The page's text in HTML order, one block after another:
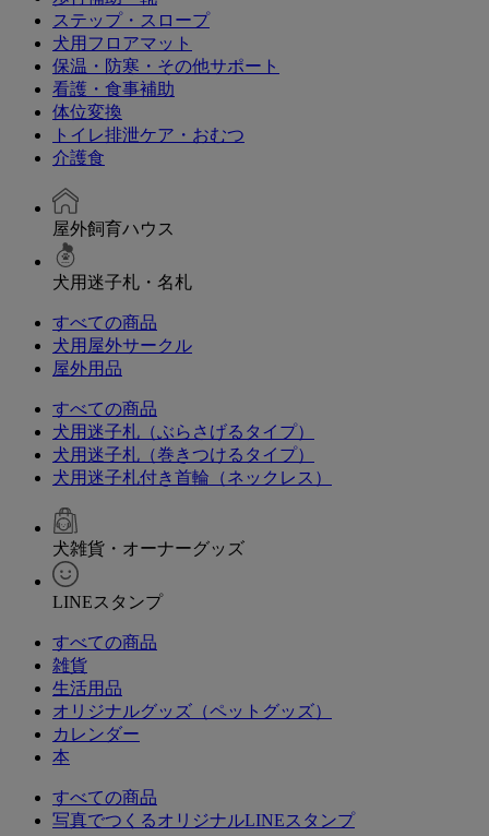
ステップ・スロープ
犬用フロアマット
保温・防寒・その他サポート
看護・食事補助
体位変換
トイレ排泄ケア・おむつ
介護食
屋外飼育ハウス
犬用迷子札・名札
すべての商品
犬用屋外サークル
屋外用品
すべての商品
犬用迷子札（ぶらさげるタイプ）
犬用迷子札（巻きつけるタイプ）
犬用迷子札付き首輪（ネックレス）
犬雑貨・オーナーグッズ
LINEスタンプ
すべての商品
雑貨
生活用品
オリジナルグッズ（ペットグッズ）
カレンダー
本
すべての商品
写真でつくるオリジナルLINEスタンプ